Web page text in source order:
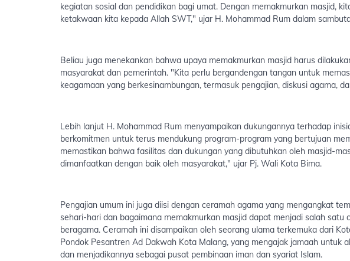
kegiatan sosial dan pendidikan bagi umat. Dengan memakmurkan masjid,
ketakwaan kita kepada Allah SWT," ujar H. Mohammad Rum dalam
Beliau juga menekankan bahwa upaya memakmurkan masjid harus
masyarakat dan pemerintah. "Kita perlu bergandengan tangan untuk
keagamaan yang berkesinambungan, termasuk pengajian, diskusi agama,
Lebih lanjut H. Mohammad Rum menyampaikan dukungannya terhadap
berkomitmen untuk terus mendukung program-program yang bertujuan
memastikan bahwa fasilitas dan dukungan yang dibutuhkan oleh masjid-
dimanfaatkan dengan baik oleh masyarakat," ujar Pj. Wali Kota Bima.
Pengajian umum ini juga diisi dengan ceramah agama yang mengangkat
sehari-hari dan bagaimana memakmurkan masjid dapat menjadi salah satu
beragama. Ceramah ini disampaikan oleh seorang ulama terkemuka dari
Pondok Pesantren Ad Dakwah Kota Malang, yang mengajak jamaah untuk
dan menjadikannya sebagai pusat pembinaan iman dan syariat Islam.